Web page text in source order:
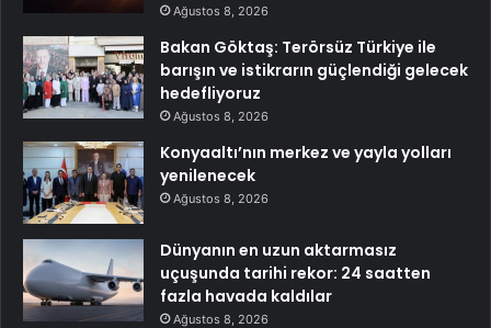
Ağustos 8, 2026
Bakan Göktaş: Terörsüz Türkiye ile
barışın ve istikrarın güçlendiği gelecek
hedefliyoruz
Ağustos 8, 2026
Konyaaltı’nın merkez ve yayla yolları
yenilenecek
Ağustos 8, 2026
Dünyanın en uzun aktarmasız
uçuşunda tarihi rekor: 24 saatten
fazla havada kaldılar
Ağustos 8, 2026